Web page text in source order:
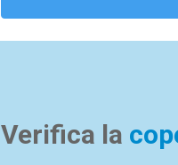
Verifica la